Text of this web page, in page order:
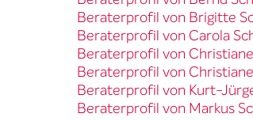
Beraterprofil von Brigitte
Beraterprofil von Carola
Beraterprofil von
Beraterprofil von
Beraterprofil von Kurt-
Beraterprofil von Markus